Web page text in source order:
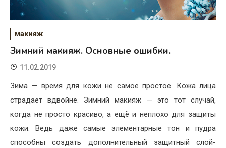
макияж
Зимний макияж. Основные ошибки.
11.02.2019
Зима — время для кожи не самое простое. Кожа лица
страдает вдвойне. Зимний макияж — это тот случай,
когда не просто красиво, а ещё и неплохо для защиты
кожи. Ведь даже самые элементарные тон и пудра
способны создать дополнительный защитный слой-